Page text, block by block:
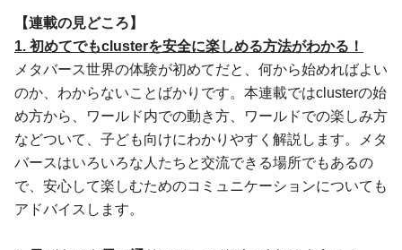
【連載の⾒どころ】
1. 初めてでもclusterを安全に楽しめる⽅法がわかる！
メタバース世界の体験が初めてだと、何から始めればよい
のか、わからないことばかりです。本連載ではclusterの始
め⽅から、ワールド内での動き⽅、ワールドでの楽しみ⽅
などついて、⼦ども向けにわかりやすく解説します。メタ
バースはいろいろな⼈たちと交流できる場所でもあるの
で、安⼼して楽しむためのコミュニケーションについても
アドバイスします。